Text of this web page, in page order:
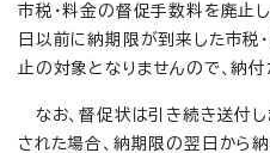
市税・料金の督促手数料を廃止
日以前に納期限が到来した市税
止の対象となりませんので、納付
なお、督促状は引き続き送付し
された場合、納期限の翌日から